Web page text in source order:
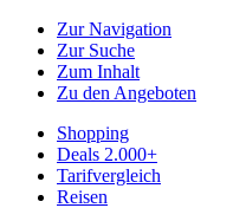
Zur Navigation
Zur Suche
Zum Inhalt
Zu den Angeboten
Shopping
Deals 2.000+
Tarifvergleich
Reisen